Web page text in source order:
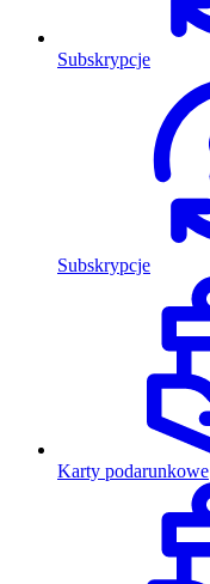
Subskrypcje
Subskrypcje
Karty podarunkowe